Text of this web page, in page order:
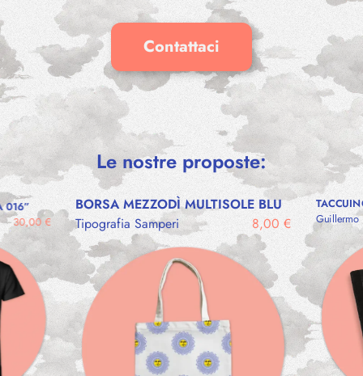
Contattaci
Le nostre proposte:
BORSA MEZZODÌ MULTISOLE BLU
Tipografia Samperi
8,00 €
Guillermo
016”
30,00€